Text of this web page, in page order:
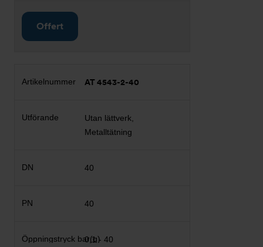
Offert
AT 4543-2-40
Utan lättverk,
Metalltätning
40
40
0,1 - 40